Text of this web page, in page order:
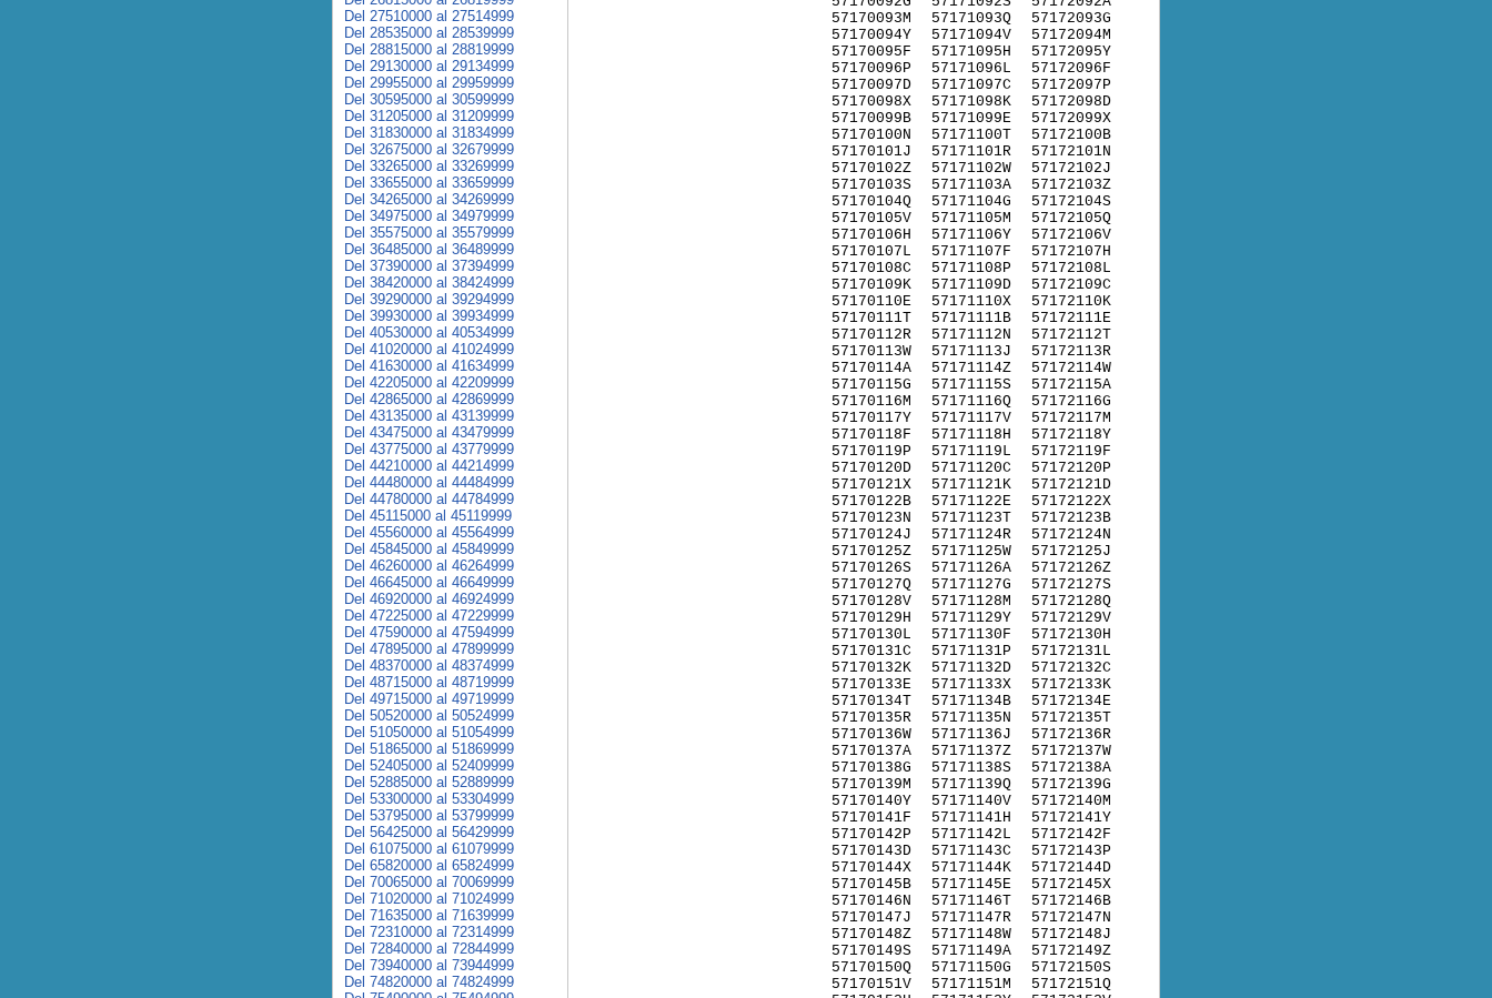
57170093M
57170094Y
57170095F
57170096P
57170097D
57170098X
57170099B
57170100N
57170101J
57170102Z
57170103S
57170104Q
57170105V
57170106H
57170107L
57170108C
57170109K
57170110E
57170111T
57170112R
57170113W
57170114A
57170115G
57170116M
57170117Y
57170118F
57170119P
57170120D
57170121X
57170122B
57170123N
57170124J
57170125Z
57170126S
57170127Q
57170128V
57170129H
57170130L
57170131C
57170132K
57170133E
57170134T
57170135R
57170136W
57170137A
57170138G
57170139M
57170140Y
57170141F
57170142P
57170143D
57170144X
57170145B
57170146N
57170147J
57170148Z
57170149S
57170150Q
57170151V
57171093Q
57171094V
57171095H
57171096L
57171097C
57171098K
57171099E
57171100T
57171101R
57171102W
57171103A
57171104G
57171105M
57171106Y
57171107F
57171108P
57171109D
57171110X
57171111B
57171112N
57171113J
57171114Z
57171115S
57171116Q
57171117V
57171118H
57171119L
57171120C
57171121K
57171122E
57171123T
57171124R
57171125W
57171126A
57171127G
57171128M
57171129Y
57171130F
57171131P
57171132D
57171133X
57171134B
57171135N
57171136J
57171137Z
57171138S
57171139Q
57171140V
57171141H
57171142L
57171143C
57171144K
57171145E
57171146T
57171147R
57171148W
57171149A
57171150G
57171151M
57172093G
57172094M
57172095Y
57172096F
57172097P
57172098D
57172099X
57172100B
57172101N
57172102J
57172103Z
57172104S
57172105Q
57172106V
57172107H
57172108L
57172109C
57172110K
57172111E
57172112T
57172113R
57172114W
57172115A
57172116G
57172117M
57172118Y
57172119F
57172120P
57172121D
57172122X
57172123B
57172124N
57172125J
57172126Z
57172127S
57172128Q
57172129V
57172130H
57172131L
57172132C
57172133K
57172134E
57172135T
57172136R
57172137W
57172138A
57172139G
57172140M
57172141Y
57172142F
57172143P
57172144D
57172145X
57172146B
57172147N
57172148J
57172149Z
57172150S
57172151Q
Del 27510000 al 27514999
Del 28535000 al 28539999
Del 28815000 al 28819999
Del 29130000 al 29134999
Del 29955000 al 29959999
Del 30595000 al 30599999
Del 31205000 al 31209999
Del 31830000 al 31834999
Del 32675000 al 32679999
Del 33265000 al 33269999
Del 33655000 al 33659999
Del 34265000 al 34269999
Del 34975000 al 34979999
Del 35575000 al 35579999
Del 36485000 al 36489999
Del 37390000 al 37394999
Del 38420000 al 38424999
Del 39290000 al 39294999
Del 39930000 al 39934999
Del 40530000 al 40534999
Del 41020000 al 41024999
Del 41630000 al 41634999
Del 42205000 al 42209999
Del 42865000 al 42869999
Del 43135000 al 43139999
Del 43475000 al 43479999
Del 43775000 al 43779999
Del 44210000 al 44214999
Del 44480000 al 44484999
Del 44780000 al 44784999
Del 45115000 al 45119999
Del 45560000 al 45564999
Del 45845000 al 45849999
Del 46260000 al 46264999
Del 46645000 al 46649999
Del 46920000 al 46924999
Del 47225000 al 47229999
Del 47590000 al 47594999
Del 47895000 al 47899999
Del 48370000 al 48374999
Del 48715000 al 48719999
Del 49715000 al 49719999
Del 50520000 al 50524999
Del 51050000 al 51054999
Del 51865000 al 51869999
Del 52405000 al 52409999
Del 52885000 al 52889999
Del 53300000 al 53304999
Del 53795000 al 53799999
Del 56425000 al 56429999
Del 61075000 al 61079999
Del 65820000 al 65824999
Del 70065000 al 70069999
Del 71020000 al 71024999
Del 71635000 al 71639999
Del 72310000 al 72314999
Del 72840000 al 72844999
Del 73940000 al 73944999
Del 74820000 al 74824999